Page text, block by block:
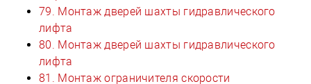
79. Монтаж дверей шахты гидравлического
лифта
80. Монтаж дверей шахты гидравлического
лифта
81. Монтаж ограничителя скорости